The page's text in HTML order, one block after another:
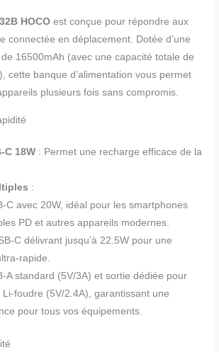
HOCOest conçue pour répondre aux
connectée en déplacement. Dotée d’une
16500mAh (avec une capacité totale de
cette banque d’alimentation vous permet
plusieurs fois sans compromis.
C 18W: Permet une recharge efficace de la
:
C avec 20W, idéal pour les smartphones
PD et autres appareils modernes.
C délivrant jusqu’à 22.5W pour une
rapide.
A standard (5V/3A) et sortie dédiée pour
Li-foudre (5V/2.4A), garantissant une
pour tous vos équipements.